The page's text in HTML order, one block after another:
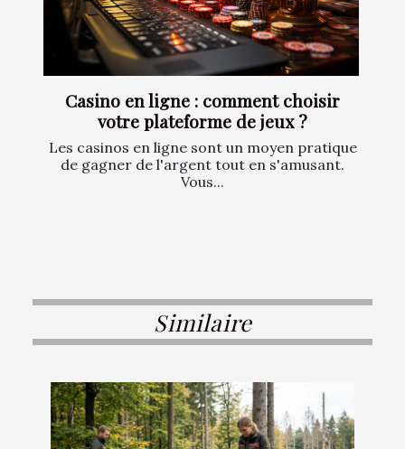
Casino en ligne : comment choisir
votre plateforme de jeux ?
Les casinos en ligne sont un moyen pratique
de gagner de l'argent tout en s'amusant.
Vous...
Similaire